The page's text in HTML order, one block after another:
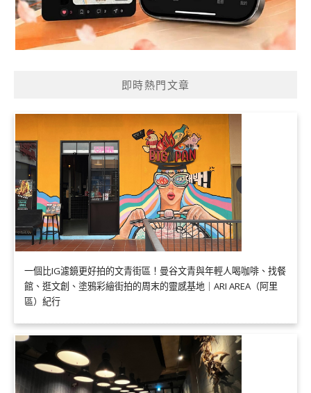
即時熱門文章
一個比IG濾鏡更好拍的文青街區！曼谷文青與年輕人喝咖啡、找餐
館、逛文創、塗鴉彩繪街拍的周末的靈感基地｜ARI AREA（阿里
區）紀行